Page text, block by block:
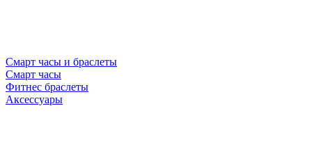
Смарт часы и браслеты
Смарт часы
Фитнес браслеты
Аксессуары